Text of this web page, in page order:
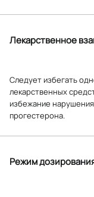
Лекарственное
Следует избегать
лекарственных
избежание
прогестерона.
Режим